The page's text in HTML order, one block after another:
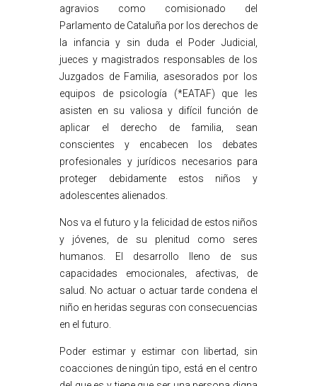
agravios como comisionado del
Parlamento de Cataluña por los derechos de
la infancia y sin duda el Poder Judicial,
jueces y magistrados responsables de los
Juzgados de Familia, asesorados por los
equipos de psicología (*EATAF) que les
asisten en su valiosa y difícil función de
aplicar el derecho de familia, sean
conscientes y encabecen los debates
profesionales y jurídicos necesarios para
proteger debidamente estos niños y
adolescentes alienados.
Nos va el futuro y la felicidad de estos niños
y jóvenes, de su plenitud como seres
humanos. El desarrollo lleno de sus
capacidades emocionales, afectivas, de
salud. No actuar o actuar tarde condena el
niño en heridas seguras con consecuencias
en el futuro.
Poder estimar y estimar con libertad, sin
coacciones de ningún tipo, está en el centro